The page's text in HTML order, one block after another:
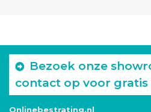
Bezoek onze
contact op voor gratis
Onlinebestrating.nl